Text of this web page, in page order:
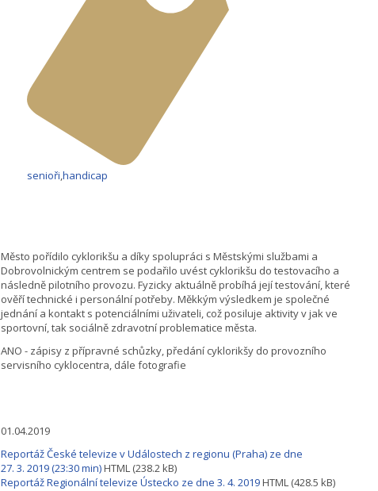
senioři,handicap
Město pořídilo cyklorikšu a díky spolupráci s Městskými službami a
Dobrovolnickým centrem se podařilo uvést cyklorikšu do testovacího a
následně pilotního provozu. Fyzicky aktuálně probíhá její testování, které
ověří technické i personální potřeby. Měkkým výsledkem je společné
jednání a kontakt s potenciálními uživateli, což posiluje aktivity v jak ve
sportovní, tak sociálně zdravotní problematice města.
ANO - zápisy z přípravné schůzky, předání cyklorikšy do provozního
servisního cyklocentra, dále fotografie
01.04.2019
Reportáž České televize v Událostech z regionu (Praha) ze dne
27. 3. 2019 (23:30 min)HTML (238.2 kB)
Reportáž Regionální televize Ústecko ze dne 3. 4. 2019HTML (428.5 kB)